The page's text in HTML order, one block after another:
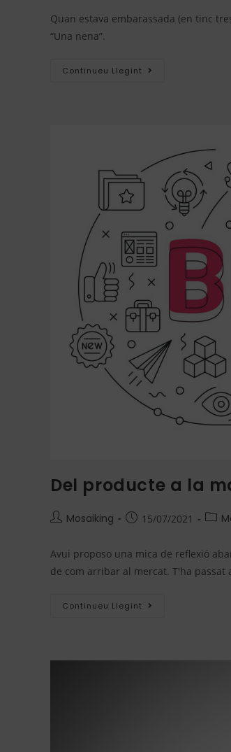
Quan estava embarassada (en tinc
“Una nena”.
Continueu Llegint
Del producte a la
Mosaiking 15/07/2021
Avui proposo una mica de reflexió
de com arribar al mercat. T'ha
Continueu Llegint